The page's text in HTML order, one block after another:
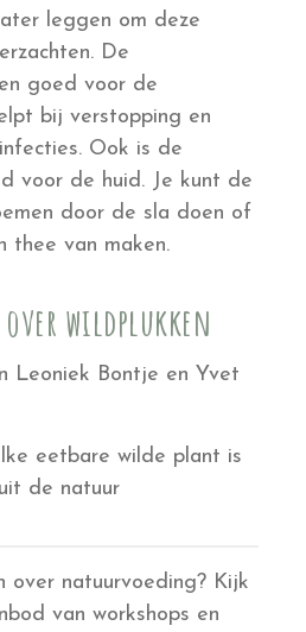
leggen om deze
De
goed voor de
bij verstopping en
Ook is de
voor de huid. Je kunt de
door de sla doen of
thee van maken.
wildplukken
Leoniek Bontje en Yvet
eetbare wilde plant is
de natuur
over natuurvoeding? Kijk
van workshops en